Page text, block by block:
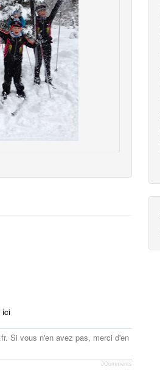
ici
Si vous n'en avez pas, merci d'en
JComments